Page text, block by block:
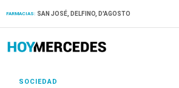
FARMACIAS: SAN JOSÉ, DELFINO, D'AGOSTO